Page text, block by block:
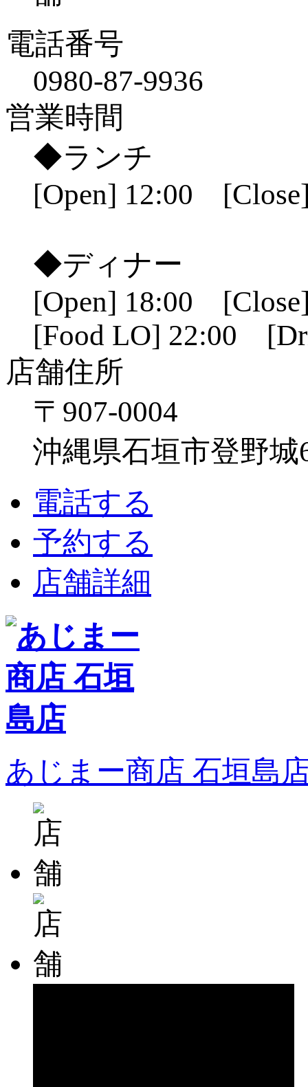
電話番号
0980-87-9936
営業時間
◆ランチ
[Open] 12:00
◆ディナー
[Open] 18:00
[Food LO] 22:00
店舗住所
〒907-0004
沖縄県石垣市登野城
電話する
予約する
店舗詳細
あじまー商店 石垣島